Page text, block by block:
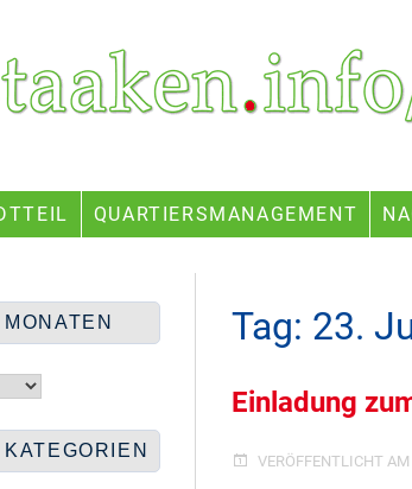
Heerstraße Nord
QUARTIERSMANAGEMENT
Tag: 23.
Einladung
VERÖFFENTLICHT AM